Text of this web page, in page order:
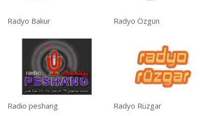
Radyo Bakur Radyo Özgün
Radio peshang Radyo Rüzgar